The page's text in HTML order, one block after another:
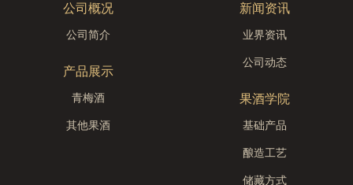
公司概况
公司简介
新闻资讯
业界资讯
公司动态
产品展示
青梅酒
其他果酒
果酒学院
基础产品
酿造工艺
储藏方式